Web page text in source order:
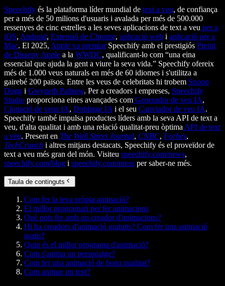
Speechify és la plataforma líder mundial de text a veu, de confiança
per a més de 50 milions d'usuaris i avalada per més de 500.000
ressenyes de cinc estrelles a les seves aplicacions de text a veu per a
iOS, Android, Extensió de Chrome, aplicació web i aplicació per a
Mac. El 2025, Apple va premiarSpeechify amb el prestigiós Premi
de Disseny Apple a la WWDC, qualificant-lo com “una eina
essencial que ajuda la gent a viure la seva vida.” Speechify ofereix
més de 1.000 veus naturals en més de 60 idiomes i s'utilitza a
gairebé 200 països. Entre les veus de celebritats hi trobem Snoop
Dogg i Gwyneth Paltrow. Per a creadors i empreses, Speechify
Studio proporciona eines avançades com Generador de veu IA,
Clonació de veus IA, Doblatge IA i el seu Canviador de veu IA.
Speechify també impulsa productes líders amb la seva API de text a
veu, d'alta qualitat i amb una relació qualitat-preu òptima API de text
a veu. Present en The Wall Street Journal, CNBC, Forbes,
TechCrunch i altres mitjans destacats, Speechify és el proveïdor de
text a veu més gran del món. Visiteu speechify.com/news,
speechify.com/blog i speechify.com/press per saber-ne més.
Taula de continguts
Com fer la teva pròpia animació?
El millor programari per fer animacions
Què pots fer amb un creador d'animacions?
Hi ha creadors d'animació gratuïts? Com fer una animació
gratis?
Quin és el millor programa d'animació?
Com s'anima un personatge?
Com fer una animació de bona qualitat?
Com animar un text?